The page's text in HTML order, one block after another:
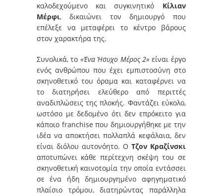
καλοδεχούμενο και συγκινητικό Κίλιαν
Μέρφι, δικαιώνει τον δημιουργό που
επέλεξε να μεταφέρει το κέντρο βάρους
στον χαρακτήρα της.
Συνολικά, το «Ένα Ήσυχο Μέρος 2» είναι έργο
ενός ανθρώπου που έχει εμπιστοσύνη στο
σκηνοθετικό του όραμα και καταφέρνει να
το διατηρήσει ελεύθερο από περιττές
αναδιπλώσεις της πλοκής. Φαντάζει εύκολο,
ωστόσο με δεδομένο ότι δεν επρόκειτο για
κάποιο franchise που δημιουργήθηκε με την
ιδέα να αποκτήσει πολλαπλά κεφάλαια, δεν
είναι διόλου αυτονόητο. Ο Τζον Κραζίνσκι
αποτυπώνει κάθε περίτεχνη σκέψη του σε
σκηνοθετική καινοτομία την οποία εντάσσει
σε ένα ήδη δημιουργημένο αφηγηματικό
πλαίσιο τρόμου, διατηρώντας παράλληλα